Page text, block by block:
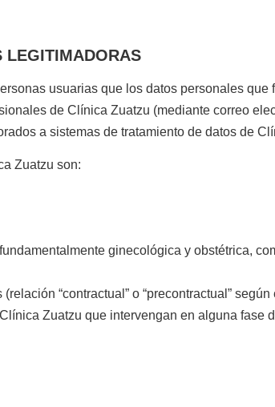
LEGITIMADORAS
usuarias que los datos personales
de Clínica Zuatzu (mediante correo
a sistemas de tratamiento de datos de
Zuatzu son:
ginecológica y obstétrica,
“contractual” o “precontractual”
Zuatzu que intervengan en alguna fase